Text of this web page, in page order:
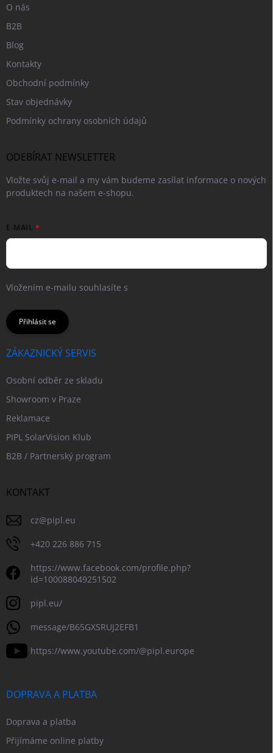
O nás
B2B
Blog
Kontakty
Obchodní podmínky
Stav objednávky
Podmínky ochrany osobních údajů
ODEBÍRAT NEWSLETTER
Vložte svůj e-mail a my vám budeme zasílat informace o nových
produktech na našem e-shopu.
E-MAIL
Vložením e-mailu souhlasíte s
Přihlásit se
ZÁKAZNICKÝ SERVIS
Osobní odběr ze skladu
Showroom v Praze
Reklamace
PIPL SolarVision Klub
B2B / Partnerský program
KONTAKT
cz@pipl.eu
+420 226 886 715
https://www.facebook.com/profile.php?
id=100088049251502
pipl.eu/
message/B65GXSRUJ2EFB1
https://www.youtube.com/@pipl.europe
DOPRAVA A PLATBA
Doprava a platba
Přijímáme online platby